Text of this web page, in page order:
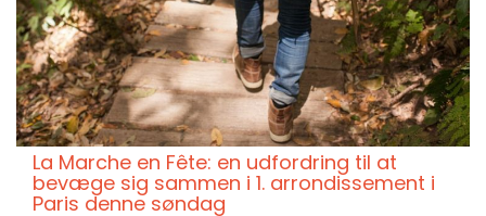
La Marche en Fête: en udfordring til at
bevæge sig sammen i 1. arrondissement i
Paris denne søndag